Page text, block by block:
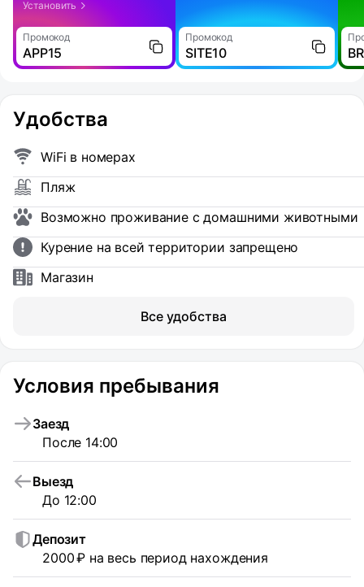
Установить
Промокод
APP15
Промокод
SITE10
Удобства
WiFi в номерах
Пляж
Возможно проживание с домашними животными
Курение на всей территории запрещено
Магазин
Все удобства
Условия пребывания
Заезд
После 14:00
Выезд
До 12:00
Депозит
2000 ₽ на весь период нахождения